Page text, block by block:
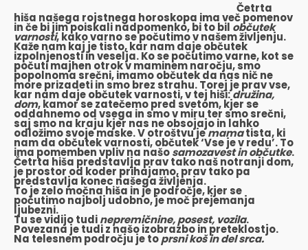
Četrta
hiša našega rojstnega horoskopa ima več pomenov
in če bi jim poiskali nadpomenko, bi to bil občutek
varnosti, kako varno se počutimo v našem življenju.
Kaže nam kaj je tisto, kar nam daje občutek
izpolnjenosti in veselja. Ko se počutimo varne, kot se
počuti majhen otrok v maminem naročju, smo
popolnoma srečni, imamo občutek da nas nič ne
more prizadeti in smo brez strahu. Torej je prav vse,
kar nam daje občutek varnosti, v tej hiši:družina,
dom, kamor se zatečemo pred svetom, kjer se
oddahnemo od vsega in smo v miru ter smo srečni,
saj smo na kraju kjer nas ne obsojajo in lahko
odložimo svoje maske. V otroštvu jemamatista, ki
nam da občutek varnosti, občutek ‘Vse je v redu’. To
ima pomemben vpliv na našosamozavestinobčutke.
Četrta hiša predstavlja prav tako naš notranji dom,
je prostor od koder prihajamo, prav tako pa
predstavlja konec našega življenja.
To je zelo močna hiša in je področje, kjer se
počutimo najbolj udobno, je močprejemanja
ljubezni.
Tu se vidijo tudinepremičnine, posest, vozila.
Povezana je tudi z našo izobrazbo in preteklostjo.
Na telesnem področju je toprsni koš in del srca.